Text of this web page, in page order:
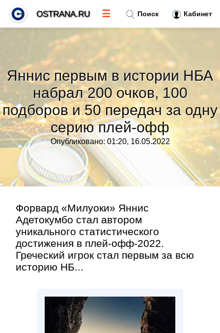
Яннис первым в истории НБА
набрал 200 очков, 100
подборов и 50 передач за одну
серию плей-офф
Опубликовано: 01:20, 16.05.2022
Форвард «Милуоки» Яннис
Адетокумбо стал автором
уникального статистического
достижения в плей-офф-2022.
Греческий игрок стал первым за всю
историю НБ...
Поиск Кабинет
OSTRANA.RU ☰
Тренды новостей»
Рубрики»
Правила»
Контакт»